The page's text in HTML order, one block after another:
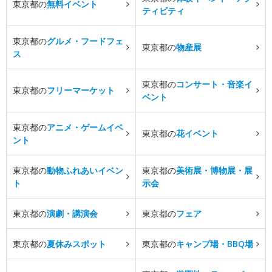
東京都の無料イベント
ティビティ
東京都のグルメ・フードフェ
ス
東京都の物産展
東京都のフリーマーケット
東京都のコンサート・音楽イ
ベント
東京都のアニメ・ゲームイベ
ント
東京都の花イベント
東京都の動物ふれあいイベン
ト
東京都の美術展・博物展・展
示会
東京都の演劇・講演会 東京都のフェア
東京都の夏休みスポット 東京都のキャンプ場・BBQ場